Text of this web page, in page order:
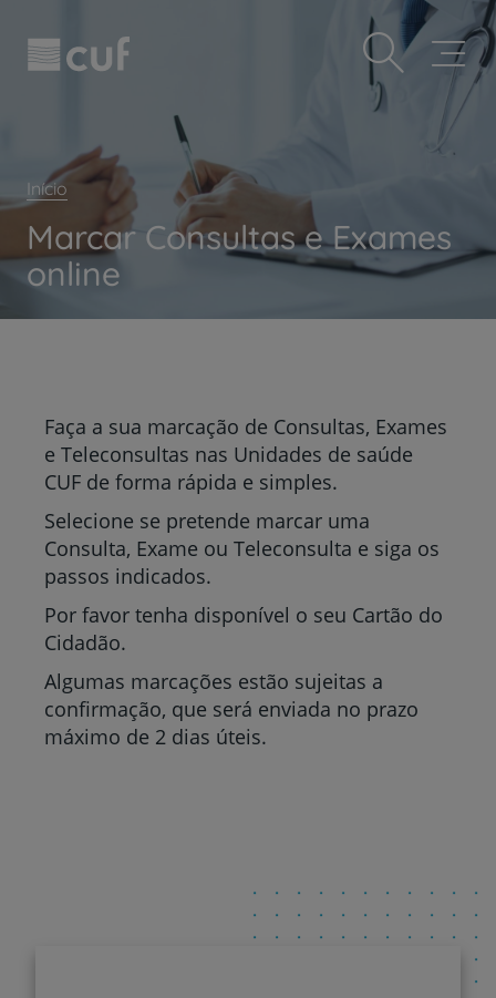
este
inclui
acessibilidade.
para
conteúdo
Prevenção e bem-estar
Grandes Áreas da Saúde
Plano +CUF
My CUF
Clientes e acompanhantes
CUF Academic Center
PT EN
Início
Marcar Consultas e Exames
online
Faça a sua marcação de Consultas, Exames
e Teleconsultas nas Unidades de saúde
CUF de forma rápida e simples.
Selecione se pretende marcar uma
Consulta, Exame ou Teleconsulta e siga os
passos indicados.
Por favor tenha disponível o seu Cartão do
Cidadão.
Algumas marcações estão sujeitas a
confirmação, que será enviada no prazo
máximo de 2 dias úteis.